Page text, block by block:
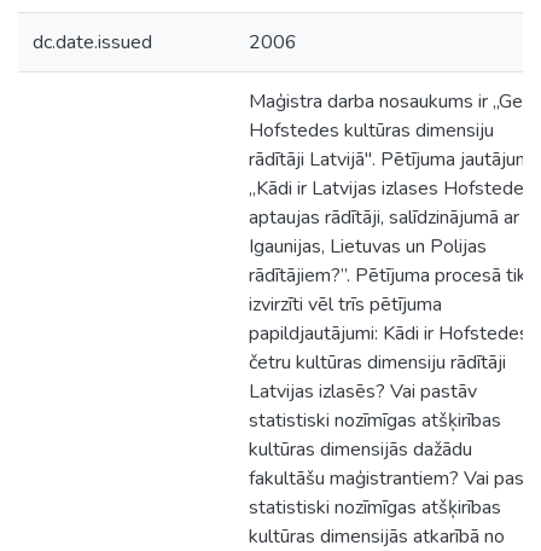
dc.date.issued 2006
Maģistra darba nosaukums ir
Hofstedes kultūras dimensiju
rādītāji Latvijā". Pētījuma
„Kādi ir Latvijas izlases Hofstedes
aptaujas rādītāji, salīdzinājumā ar
Igaunijas, Lietuvas un Polijas
rādītājiem?”. Pētījuma procesā tika
izvirzīti vēl trīs pētījuma
papildjautājumi: Kādi ir Hofstedes
četru kultūras dimensiju rādītāji
Latvijas izlasēs? Vai pastāv
statistiski nozīmīgas atšķirības
kultūras dimensijās dažādu
fakultāšu maģistrantiem? Vai
statistiski nozīmīgas atšķirības
kultūras dimensijās atkarībā no